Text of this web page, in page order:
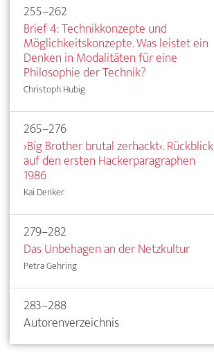
255–262
Brief 4: Technikkonzepte und
Möglichkeitskonzepte. Was leistet ein
Denken in Modalitäten für eine
Philosophie der Technik?
Christoph Hubig
265–276
›Big Brother brutal zerhackt‹. Rückblick
auf den ersten Hackerparagraphen
1986
Kai Denker
279–282
Das Unbehagen an der Netzkultur
Petra Gehring
283–288
Autorenverzeichnis